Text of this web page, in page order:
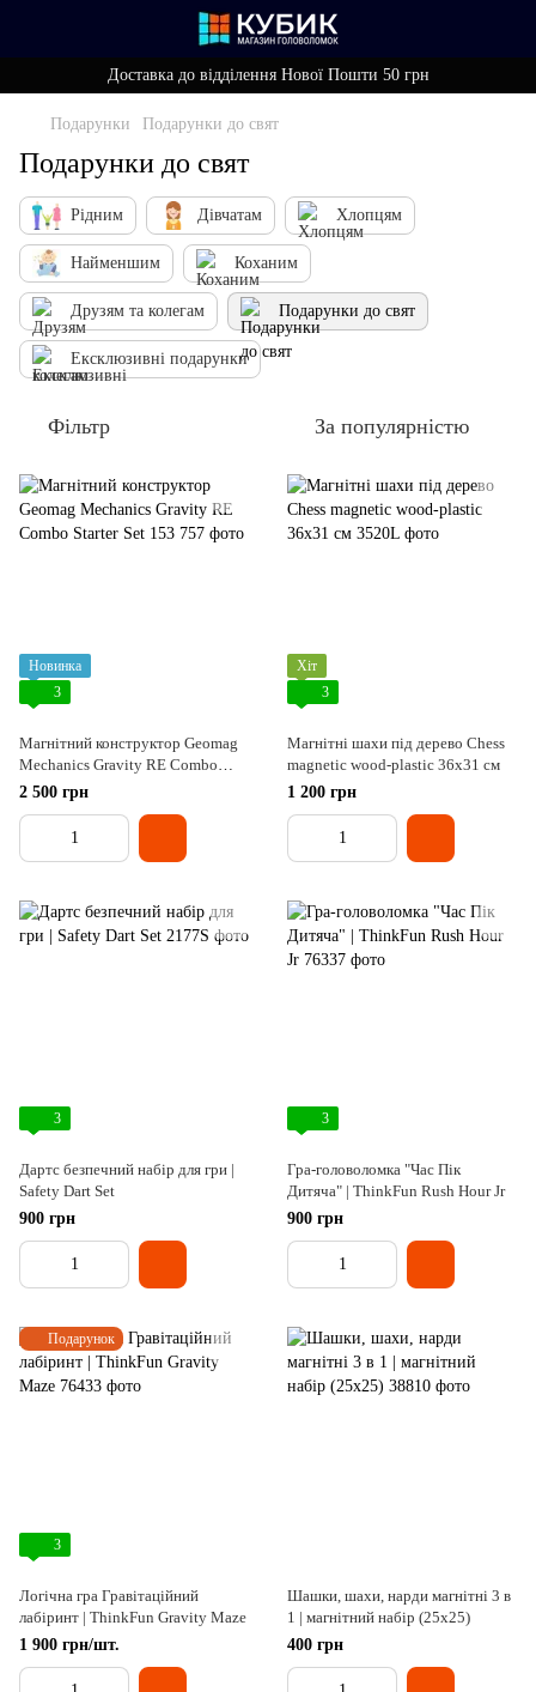
Доставка до відділення Нової Пошти 50 грн
Подарунки Подарунки до свят
Подарунки до свят
Рідним Дівчатам Хлопцям
Найменшим Коханим
Друзям та колегам Подарунки до свят
Ексклюзивні подарунки
Фільтр За популярністю
Новинка
3
Магнітний конструктор Geomag
Mechanics Gravity RE Combo
Starter Set 153
2 500 грн
Хіт
3
Магнітні шахи під дерево Chess
magnetic wood-plastic 36x31 см
1 200 грн
3
Дартс безпечний набір для гри |
Safety Dart Set
900 грн
3
Гра-головоломка "Час Пік
Дитяча" | ThinkFun Rush Hour Jr
900 грн
Подарунок
3
Логічна гра Гравітаційний
лабіринт | ThinkFun Gravity Maze
1 900 грн/шт.
Шашки, шахи, нарди магнітні 3 в
1 | магнітний набір (25х25)
400 грн